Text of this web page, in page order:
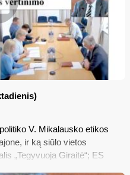
V. Mikalausko etikos
ir ką siūlo vietos
„Tegyvuoja Giraitė“; ES